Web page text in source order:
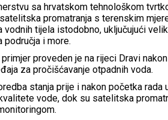
sa hrvatskom tehnološkom
promatranja s terenskim
vodnih tijela istodobno, uključujući
područja i more.
proveden je na rijeci Dravi
za pročišćavanje otpadnih voda.
stanja prije i nakon početka rada
vode, dok su satelitska